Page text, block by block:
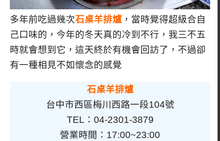
多年前吃過幾次石桌羊排爐 ，當時覺得超級合自
己口味的，今年的冬天真的冷到不行，我三不五
時就會想到它，這天終於有機會回訪了，不過卻
有一種相見不如懷念的感覺
石桌羊排爐
台中市西區梅川西路一段104號
TEL：04-2301-3879
營業時間：17:00~23:00